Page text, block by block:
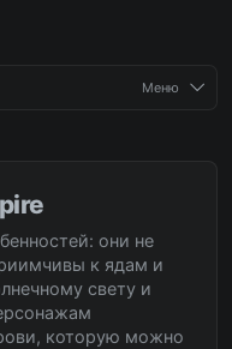
Меню
они не
к ядам и
свету и
которую можно